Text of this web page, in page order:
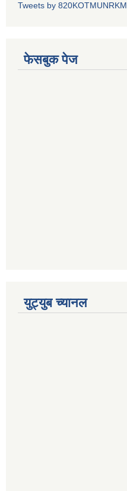
Tweets by 820KOTMUNRKM
फेसबुक पेज
युट्युब च्यानल